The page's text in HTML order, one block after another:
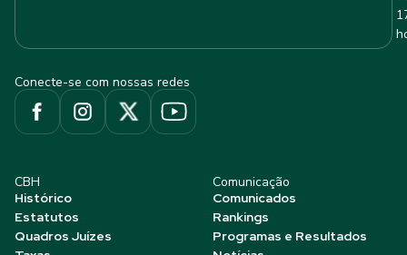
Conecte-se com nossas redes
CBH
Histórico
Estatutos
Quadros Juízes
Comunicação
Comunicados
Rankings
Programas e Resultados